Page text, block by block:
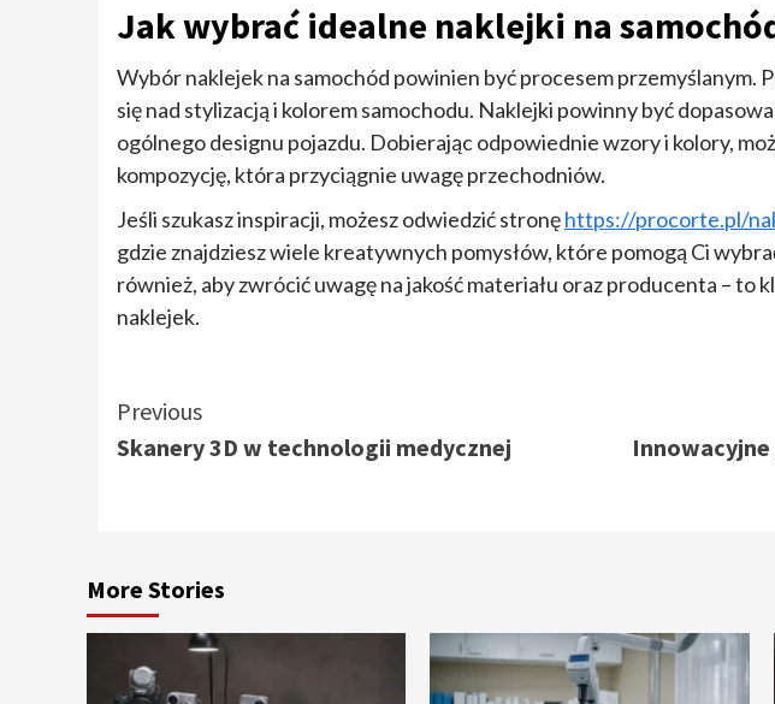
Jak wybrać idealne naklejki na
Wybór naklejek na samochód powinien być procesem przemyślanym.
się nad stylizacją i kolorem samochodu. Naklejki powinny być
ogólnego designu pojazdu. Dobierając odpowiednie wzory i kolory,
kompozycję, która przyciągnie uwagę przechodniów.
Jeśli szukasz inspiracji, możesz odwiedzić stronęhttps://procorte.pl/
gdzie znajdziesz wiele kreatywnych pomysłów, które pomogą Ci
również, aby zwrócić uwagę na jakość materiału oraz producenta – to
naklejek.
Continue
Reading
Previous
Skanery 3D w technologii medycznej
More Stories